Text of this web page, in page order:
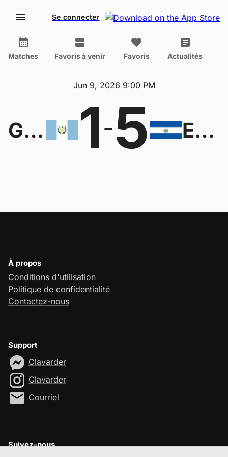
Se connecter
Matches Favoris à venir Favoris Actualités
Jun 9, 2026 9:00 PM
Guatemala W 1-5 El Salvador W
À propos
Conditions d'utilisation
Politique de confidentialité
Contactez-nous
Support
Clavarder
Clavarder
Courriel
Suivez-nous